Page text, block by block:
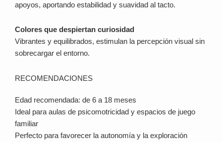
apoyos, aportando estabilidad y suavidad al tacto.
Colores que despiertan curiosidad
Vibrantes y equilibrados, estimulan la percepción visual sin
sobrecargar el entorno.
RECOMENDACIONES
Edad recomendada: de 6 a 18 meses
Ideal para aulas de psicomotricidad y espacios de juego
familiar
Perfecto para favorecer la autonomía y la exploración